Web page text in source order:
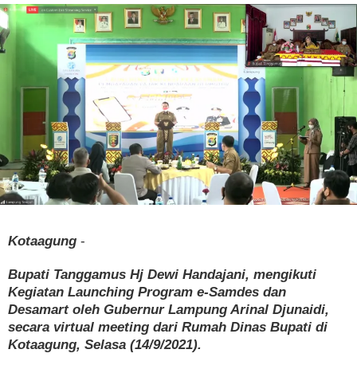
Kotaagung -
Bupati Tanggamus Hj Dewi Handajani, mengikuti
Kegiatan Launching Program e-Samdes dan
Desamart oleh Gubernur Lampung Arinal Djunaidi,
secara virtual meeting dari Rumah Dinas Bupati di
Kotaagung, Selasa (14/9/2021).